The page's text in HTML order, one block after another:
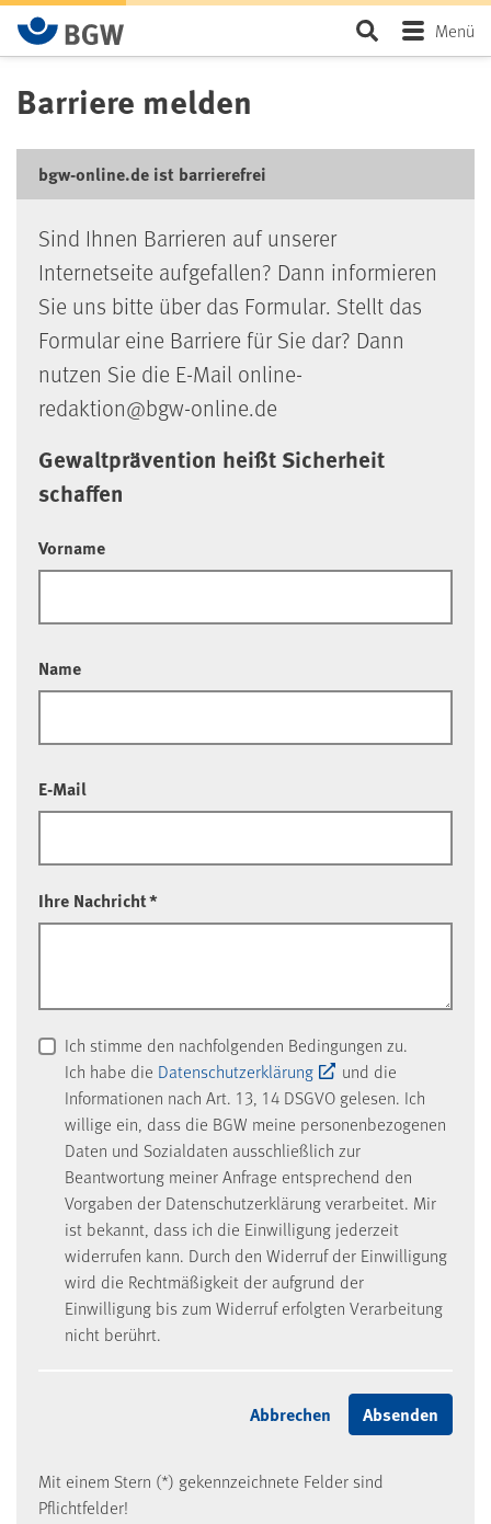
Zum Hauptinhalt springen SeiteMenü
Barriere melden
bgw-online.de ist barrierefrei
Sind Ihnen Barrieren auf unserer
Internetseite aufgefallen? Dann informieren
Sie uns bitte über das Formular. Stellt das
Formular eine Barriere für Sie dar? Dann
nutzen Sie die E-Mail online-
redaktion@bgw-online.de
Gewaltprävention heißt Sicherheit
schaffen
Vorname
Name
E-Mail
Ihre Nachricht*
Ich stimme den nachfolgenden Bedingungen zu.
Ich habe die Datenschutzerklärung
und die
Informationen nach Art. 13, 14 DSGVO gelesen. Ich
willige ein, dass die BGW meine personenbezogenen
Daten und Sozialdaten ausschließlich zur
Beantwortung meiner Anfrage entsprechend den
Vorgaben der Datenschutzerklärung verarbeitet. Mir
ist bekannt, dass ich die Einwilligung jederzeit
widerrufen kann. Durch den Widerruf der Einwilligung
wird die Rechtmäßigkeit der aufgrund der
Einwilligung bis zum Widerruf erfolgten Verarbeitung
nicht berührt.
Mit einem Stern (*) gekennzeichnete Felder sind
Pflichtfelder!